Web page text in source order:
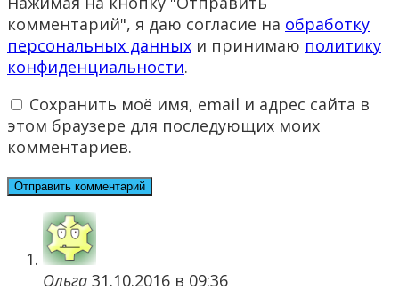
комментарий", я даю согласие на обработку
персональных данных и принимаю политику
конфиденциальности.
Сохранить моё имя, email и адрес сайта в
этом браузере для последующих моих
комментариев.
Ольга 31.10.2016 в 09:36